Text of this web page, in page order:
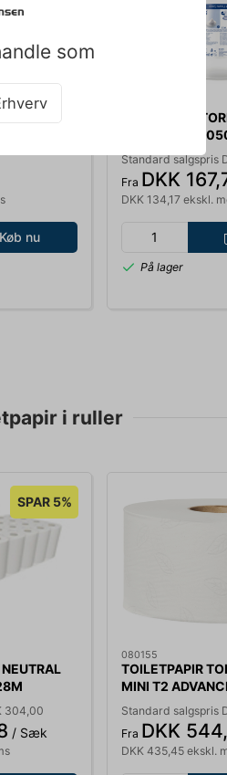
som
Køb nu
SKUMSÆBE
HVID MILD
Standard salgspris
Fra DKK
DKK 134,17 ekskl.
På lager
i ruller
SPAR 5%
RL.
304,00
/ Sæk
080155
TOILETPAPIR
MINI T2
170M 12RL
Standard salgspris
Fra DKK
DKK 435,45 ekskl.